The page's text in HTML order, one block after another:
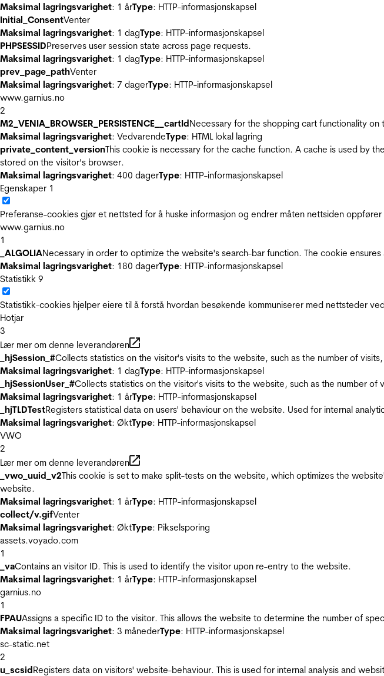
Maksimal lagringsvarighet: 1 årType: HTTP-informasjonskapsel
Initial_ConsentVenter
Maksimal lagringsvarighet: 1 dagType: HTTP-informasjonskapsel
PHPSESSIDPreserves user session state across page requests.
Maksimal lagringsvarighet: 1 dagType: HTTP-informasjonskapsel
prev_page_pathVenter
Maksimal lagringsvarighet: 7 dagerType: HTTP-informasjonskapsel
www.garnius.no
2
M2_VENIA_BROWSER_PERSISTENCE__cartIdNecessary for the shopping cart functionality on
Maksimal lagringsvarighet: VedvarendeType: HTML lokal lagring
private_content_versionThis cookie is necessary for the cache function. A cache is used by
stored on the visitor’s browser.
Maksimal lagringsvarighet: 400 dagerType: HTTP-informasjonskapsel
Egenskaper 1
Preferanse-cookies gjør et nettsted for å huske informasjon og endrer måten nettsiden
www.garnius.no
1
_ALGOLIANecessary in order to optimize the website's search-bar function. The cookie
Maksimal lagringsvarighet: 180 dagerType: HTTP-informasjonskapsel
Statistikk 9
Statistikk-cookies hjelper eiere til å forstå hvordan besøkende kommuniserer med nettsteder
Hotjar
3
Lær mer om denne leverandøren
_hjSession_#Collects statistics on the visitor's visits to the website, such as the number of
Maksimal lagringsvarighet: 1 dagType: HTTP-informasjonskapsel
_hjSessionUser_#Collects statistics on the visitor's visits to the website, such as the number
Maksimal lagringsvarighet: 1 årType: HTTP-informasjonskapsel
_hjTLDTestRegisters statistical data on users' behaviour on the website. Used for internal
Maksimal lagringsvarighet: ØktType: HTTP-informasjonskapsel
VWO
2
Lær mer om denne leverandøren
_vwo_uuid_v2This cookie is set to make split-tests on the website, which optimizes the
website.
Maksimal lagringsvarighet: 1 årType: HTTP-informasjonskapsel
collect/v.gifVenter
Maksimal lagringsvarighet: ØktType: Pikselsporing
assets.voyado.com
1
_vaContains an visitor ID. This is used to identify the visitor upon re-entry to the website.
Maksimal lagringsvarighet: 1 årType: HTTP-informasjonskapsel
garnius.no
1
FPAUAssigns a specific ID to the visitor. This allows the website to determine the number of
Maksimal lagringsvarighet: 3 månederType: HTTP-informasjonskapsel
sc-static.net
2
u_scsidRegisters data on visitors' website-behaviour. This is used for internal analysis and